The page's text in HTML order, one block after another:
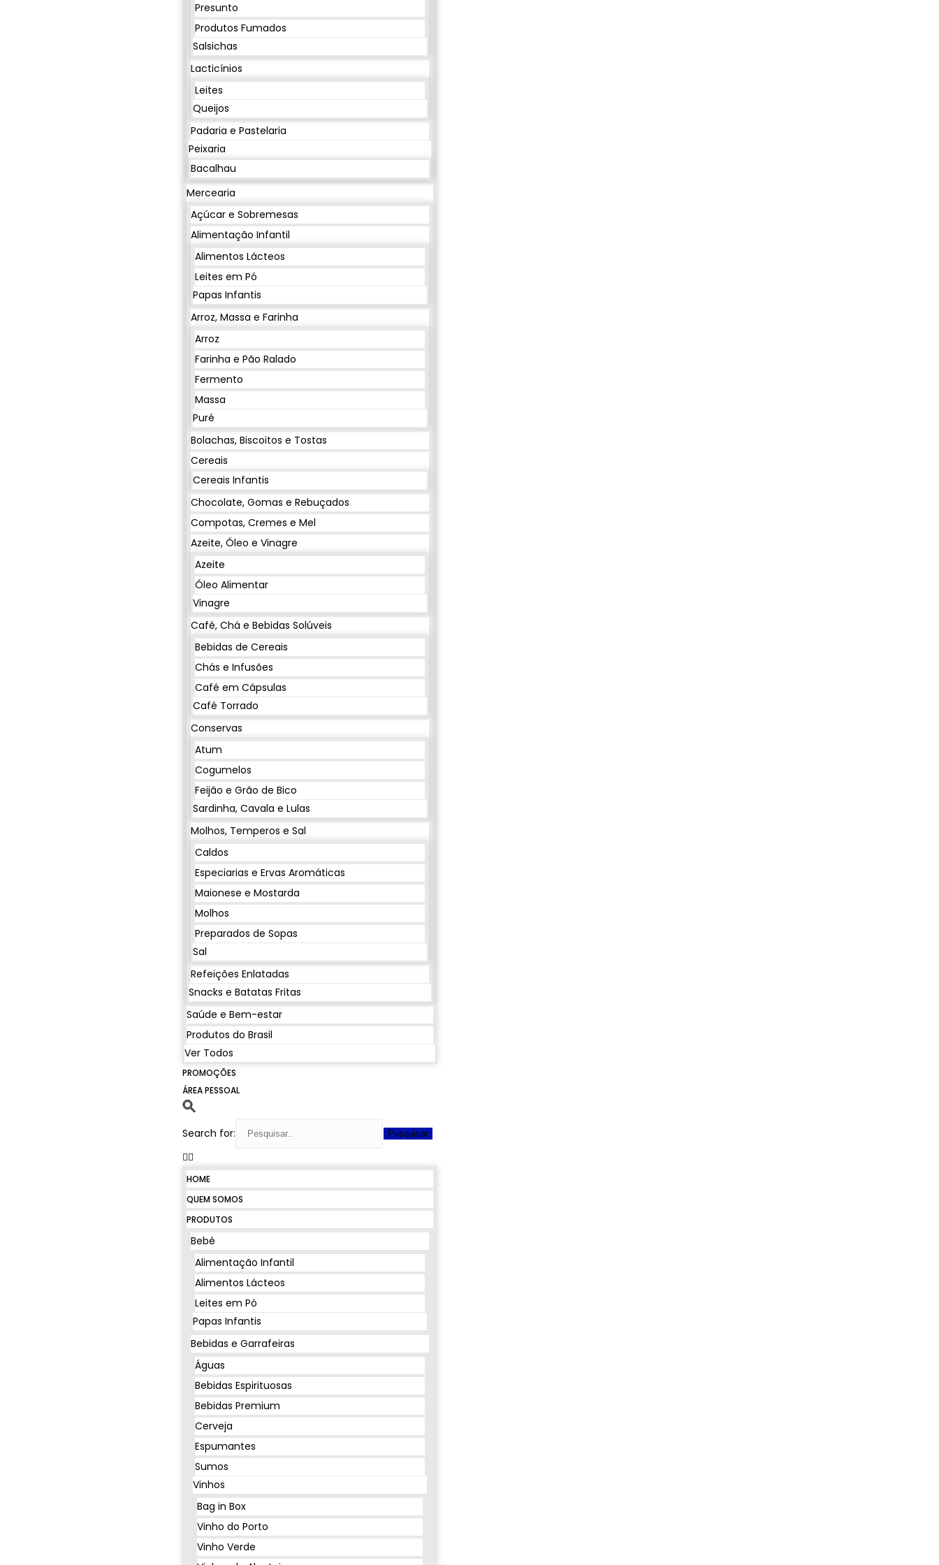
Presunto
Produtos Fumados
Salsichas
Lacticínios
Leites
Queijos
Padaria e Pastelaria
Peixaria
Bacalhau
Mercearia
Açúcar e Sobremesas
Alimentação Infantil
Alimentos Lácteos
Leites em Pó
Papas Infantis
Arroz, Massa e Farinha
Arroz
Farinha e Pão Ralado
Fermento
Massa
Puré
Bolachas, Biscoitos e Tostas
Cereais
Cereais Infantis
Chocolate, Gomas e Rebuçados
Compotas, Cremes e Mel
Azeite, Óleo e Vinagre
Azeite
Óleo Alimentar
Vinagre
Café, Chá e Bebidas Solúveis
Bebidas de Cereais
Chás e Infusões
Café em Cápsulas
Café Torrado
Conservas
Atum
Cogumelos
Feijão e Grão de Bico
Sardinha, Cavala e Lulas
Molhos, Temperos e Sal
Caldos
Especiarias e Ervas Aromáticas
Maionese e Mostarda
Molhos
Preparados de Sopas
Sal
Refeições Enlatadas
Snacks e Batatas Fritas
Saúde e Bem-estar
Produtos do Brasil
Ver Todos
PROMOÇÕES
ÁREA PESSOAL
Search for:
HOME
QUEM SOMOS
PRODUTOS
Bebé
Alimentação Infantil
Alimentos Lácteos
Leites em Pó
Papas Infantis
Bebidas e Garrafeiras
Águas
Bebidas Espirituosas
Bebidas Premium
Cerveja
Espumantes
Sumos
Vinhos
Bag in Box
Vinho do Porto
Vinho Verde